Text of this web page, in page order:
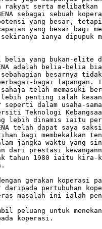
rakyat serta melibatkan
sebagai sebuah
yang besar, tetapi
yang besar bagi
sekiranya ianya dipupuk
belia yang bukan-elite
adalah belia-belia
besarnya
berbagai-bagai lapangan.
sahaja telah memasuki
lebih penting ialah
seperti dalam usaha-
Teknologi
lebih dinamis iaitu
telah dapat saya
bagi membekalkan
jangka waktu yang
dari prestasi
tahun 1980 iaitu kira-
gerakan koperasi
daripada pertubuhan
masalah ini ialah
peluang untuk
koperasi.